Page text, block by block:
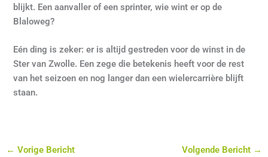
blijkt. Een aanvaller of een sprinter, wie wint er op de
Blaloweg?
Eén ding is zeker: er is altijd gestreden voor de winst in de
Ster van Zwolle. Een zege die betekenis heeft voor de rest
van het seizoen en nog langer dan een wielercarrière blijft
staan.
← Vorige Bericht Volgende Bericht →